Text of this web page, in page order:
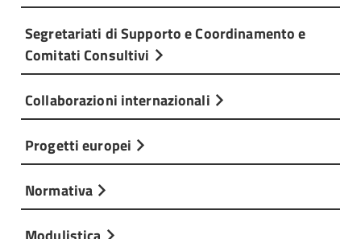
Segretariati di Supporto e Coordinamento e
Comitati Consultivi
Collaborazioni internazionali
Progetti europei
Normativa